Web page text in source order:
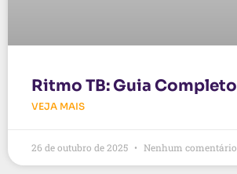
Ritmo TB: Guia Completo
VEJA MAIS
26 de outubro de 2025 Nenhum comentário